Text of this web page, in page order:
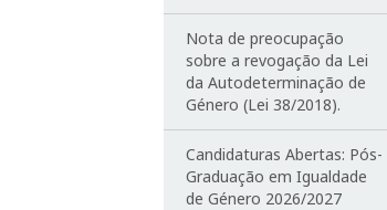
Nota de preocupação
sobre a revogação da Lei
da Autodeterminação de
Género (Lei 38/2018).
Candidaturas Abertas: Pós-
Graduação em Igualdade
de Género 2026/2027